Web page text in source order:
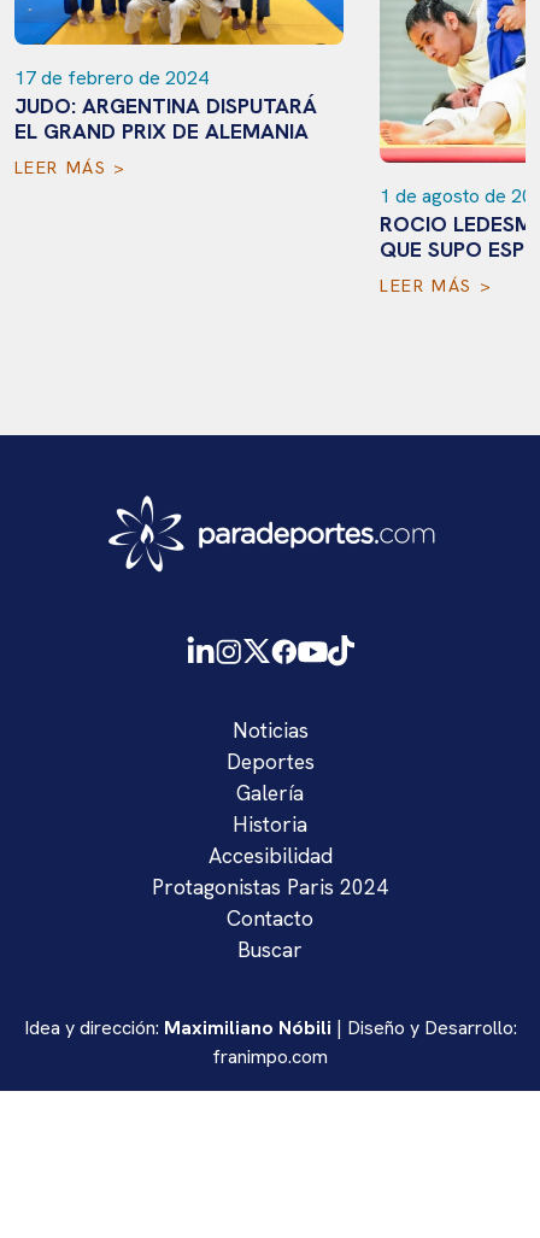
17 de febrero de 2024
JUDO: ARGENTINA DISPUTARÁ
EL GRAND PRIX DE ALEMANIA
LEER MÁS >
1 de agosto de
ROCIO
QUE SUPO
LEER MÁS >
Noticias
Deportes
Galería
Historia
Accesibilidad
Protagonistas Paris 2024
Contacto
Buscar
Idea y dirección: Maximiliano Nóbili | Diseño y Desarrollo:
franimpo.com